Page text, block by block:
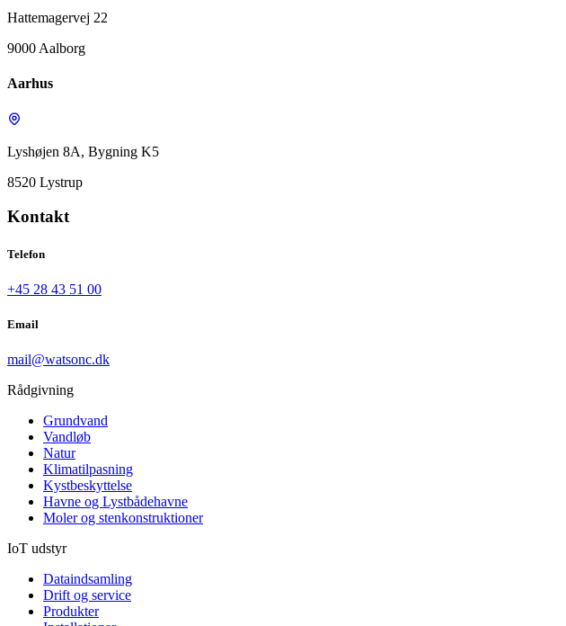
Hattemagervej 22
9000 Aalborg
Aarhus
Lyshøjen 8A, Bygning K5
8520 Lystrup
Kontakt
Telefon
+45 28 43 51 00
Email
mail@watsonc.dk
Rådgivning
Grundvand
Vandløb
Natur
Klimatilpasning
Kystbeskyttelse
Havne og Lystbådehavne
Moler og stenkonstruktioner
IoT udstyr
Dataindsamling
Drift og service
Produkter